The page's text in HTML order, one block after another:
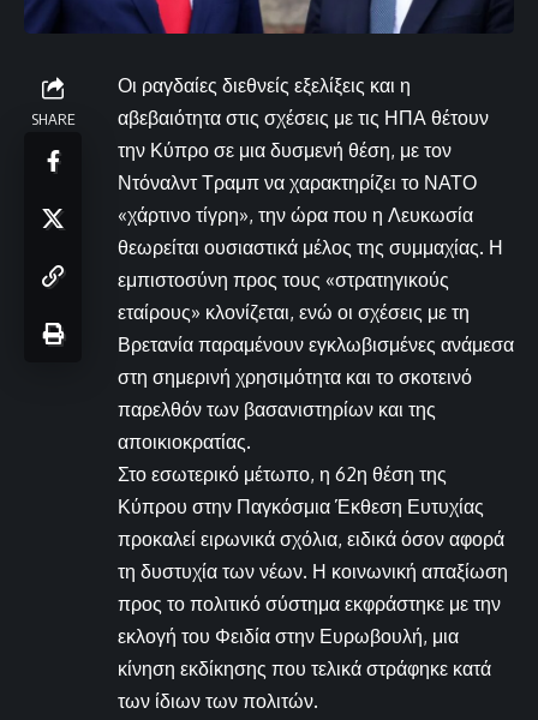
SHARE
Οι ραγδαίες διεθνείς εξελίξεις και η
αβεβαιότητα στις σχέσεις με τις ΗΠΑ θέτουν
την Κύπρο σε μια δυσμενή θέση, με τον
Ντόναλντ Τραμπ να χαρακτηρίζει το ΝΑΤΟ
«χάρτινο τίγρη», την ώρα που η Λευκωσία
θεωρείται ουσιαστικά μέλος της συμμαχίας. Η
εμπιστοσύνη προς τους «στρατηγικούς
εταίρους» κλονίζεται, ενώ οι σχέσεις με τη
Βρετανία παραμένουν εγκλωβισμένες ανάμεσα
στη σημερινή χρησιμότητα και το σκοτεινό
παρελθόν των βασανιστηρίων και της
αποικιοκρατίας.
Στο εσωτερικό μέτωπο, η 62η θέση της
Κύπρου στην Παγκόσμια Έκθεση Ευτυχίας
προκαλεί ειρωνικά σχόλια, ειδικά όσον αφορά
τη δυστυχία των νέων. Η κοινωνική απαξίωση
προς το πολιτικό σύστημα εκφράστηκε με την
εκλογή του Φειδία στην Ευρωβουλή, μια
κίνηση εκδίκησης που τελικά στράφηκε κατά
των ίδιων των πολιτών.